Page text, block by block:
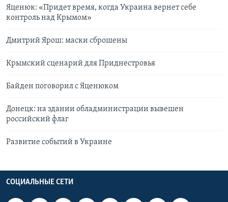
Яценюк: «Придет время, когда Украина вернет себе
контроль над Крымом»
Дмитрий Ярош: маски сброшены
Крымский сценарий для Приднестровья
Байден поговорил с Яценюком
Донецк: на здании обладминистрации вывешен
российский флаг
Развитие событий в Украине
СОЦИАЛЬНЫЕ СЕТИ